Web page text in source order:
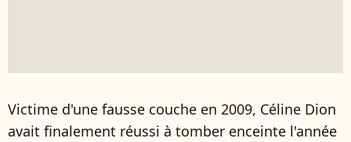
Victime d'une fausse couche en 2009, Céline Dion
avait finalement réussi à tomber enceinte l'année